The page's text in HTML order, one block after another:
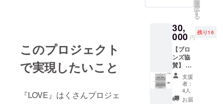
このプロジェクト
で実現したいこと
『LOVE』はくさんプロジェ
モニュ
使える
特製カ
フェ券
１枚
（ハー
ト形
クッ
キー×1
＆コー
ヒー
選
択
す
る
30,
000 円
残り16
【ブロ
ンズ協
賛】 ・
モニュ
メント
に設置
するプ
支援
者：
4人
お届